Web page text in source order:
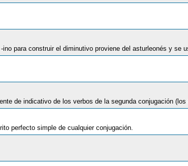
El sufijo -ino para construir el diminutivo
perfecto simple de cualquier conjugación.